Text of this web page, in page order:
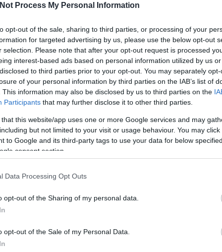
Process My Personal Information
opt-out of the sale, sharing to third parties, or processing of your
for targeted advertising by us, please use the below opt-out
selection. Please note that after your opt-out request is processed
interest-based ads based on personal information utilized by us
to third parties prior to your opt-out. You may separately
of your personal information by third parties on the IAB’s list of
This information may also be disclosed by us to third parties on the
Participants that may further disclose it to other third parties.
that this website/app uses one or more Google services and may
but not limited to your visit or usage behaviour. You may
to Google and its third-party tags to use your data for below
consent section.
Data Processing Opt Outs
opt-out of the Sharing of my personal data.
opt-out of the Sale of my Personal Data.
módra: a Lordi, Johnny
meglepetése megérkezett